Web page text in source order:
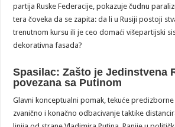
partija Ruske Federacije, pokazuje čudnu
tera čoveka da se zapita: da li u Rusiji postoji
trenutnom kursu ili je ceo domaći višepartijski
dekorativna fasada?
Spasilac: Zašto je Jedinstvena
povezana sa Putinom
Glavni konceptualni pomak, tekuće
zvanično i konačno odbacivanje taktike